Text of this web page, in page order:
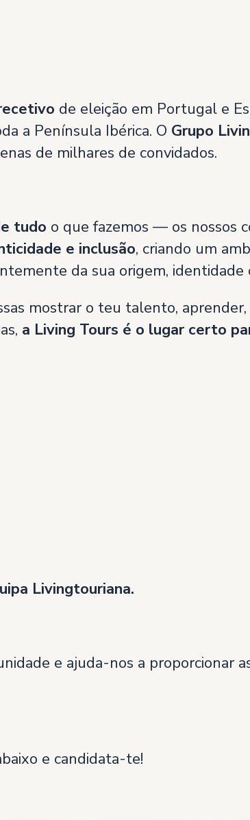
de eleição em Portugal e
a Península Ibérica. O Grupo
de milhares de convidados.
tudo o que fazemos — os nossos
e inclusão, criando um
da sua origem, identidade
mostrar o teu talento,
a Living Tours é o lugar certo
Livingtouriana.
e ajuda-nos a proporcionar
e candidata-te!